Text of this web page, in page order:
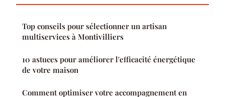
Top conseils pour sélectionner un artisan
multiservices à Montivilliers
10 astuces pour améliorer l'efficacité énergétique
de votre maison
Comment optimiser votre accompagnement en